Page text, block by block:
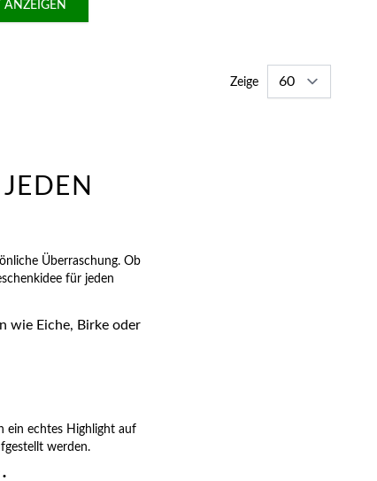
ANZEIGEN
Zeige
Überraschung. Ob
für jeden
wie Eiche, Birke oder
ein echtes Highlight auf
werden.